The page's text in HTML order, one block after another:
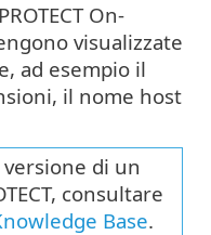
On-
visualizzate
ad esempio il
il nome host
di un
consultare
Base.